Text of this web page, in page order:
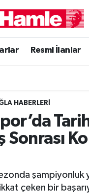
Resmi İlanlar
HABERLERI
Sonrası
şampiyonluk
çeken bir
Eczaneler
Yoğunluk Haritası
Puan Durumu ve
Haberleri